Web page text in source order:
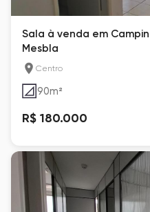
Sala à venda em
Mesbla
Centro
90m²
R$ 180.000